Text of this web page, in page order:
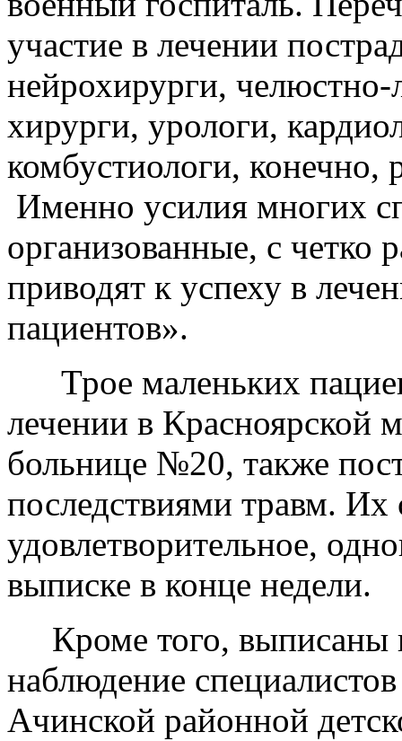
участие в лечении
нейрохирурги,
хирурги, урологи,
комбустиологи, конечно,
Именно усилия многих
организованные, с четко
приводят к успеху в
пациентов».
Трое маленьких
лечении в Красноярской
больнице №20, также
последствиями травм. Их
удовлетворительное,
выписке в конце недели.
Кроме того, выписаны
наблюдение
Ачинской районной